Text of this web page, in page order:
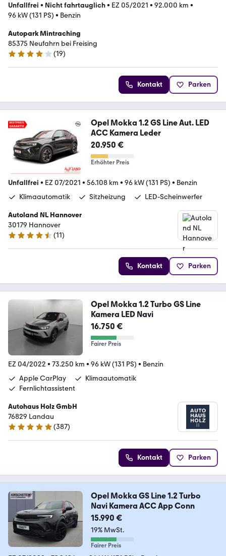
Unfallfrei • Nicht fahrtauglich• EZ 05/2021 • 92.000 km •
96 kW (131 PS) • Benzin
Autopark Mintraching
85375 Neufahrn bei Freising
4.2 Sterne
(19)
Kontakt Parken
Opel Mokka 1.2 GS Line Aut. LED
ACC Kamera Leder
20.950 €
Erhöhter Preis
Unfallfrei • EZ 07/2021 • 56.108 km • 96 kW (131 PS) • Benzin
Klimaautomatik
Sitzheizung LED-Scheinwerfer
Autoland NL Hannover
30179 Hannover
4.7 Sterne
(11)
Kontakt Parken
Opel Mokka 1.2 Turbo GS Line
Kamera LED Navi
16.750 €
Fairer Preis
EZ 04/2022 • 73.250 km • 96 kW (131 PS) • Benzin
Apple CarPlay
Klimaautomatik
Fernlichtassistent
Autohaus Holz GmbH
76829 Landau
4.8 Sterne
(387)
Kontakt Parken
Opel Mokka GS Line 1.2 Turbo
Navi Kamera ACC App Conn
15.990 €
19% MwSt.
Fairer Preis